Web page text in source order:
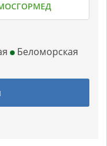
МОСГОРМЕД
Беломорская